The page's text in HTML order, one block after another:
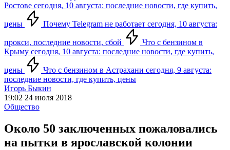
Ростове сегодня, 10 августа: последние новости, где купить,
цены Почему Telegram не работает сегодня, 10 августа:
прокси, последние новости, сбой
Что с бензином в
Крыму сегодня, 10 августа: последние новости, где купить,
цены
Что с бензином в Астрахани сегодня, 9 августа:
последние новости, где купить, цены
Игорь Быкин
19:02 24 июля 2018
Общество
Около 50 заключенных пожаловались
на пытки в ярославской колонии